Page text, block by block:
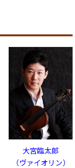
大宮臨太郎
（ヴァイオリン）